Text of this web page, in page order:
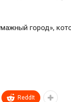
город»,
ReddIt